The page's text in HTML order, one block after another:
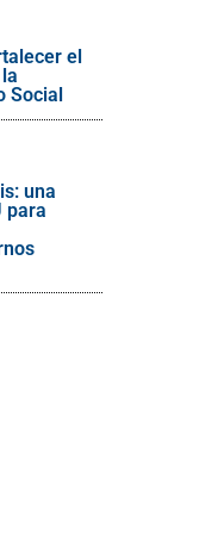
el
Social
una
para